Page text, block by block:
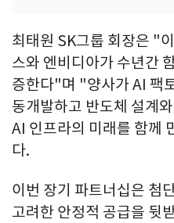
최태원 SK그룹 회장은 "
스와 엔비디아가 수년간
증한다"며 "양사가 AI 팩
동개발하고 반도체 설계
AI 인프라의 미래를 함께
다.
이번 장기 파트너십은 첨
고려한 안정적 공급을 뒷